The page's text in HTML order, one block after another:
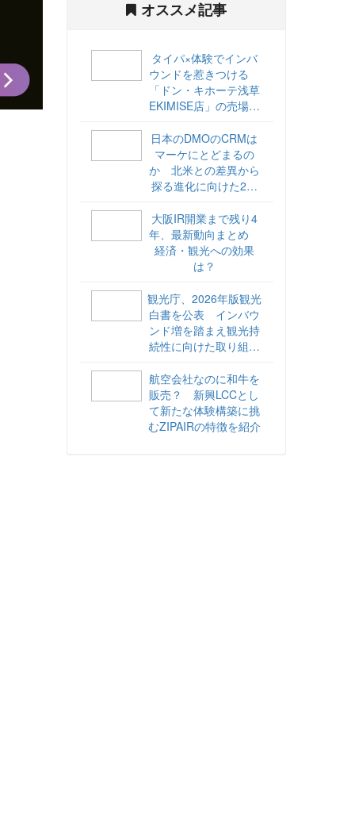
オススメ記事
タイパ×体験でインバ
ウンドを惹きつける
「ドン・キホーテ浅草
EKIMISE店」の売場づ
日本のDMOのCRMは
マーケにとどまるの
か 北米との差異から
探る進化に向けた2ス
海外DMOのリアル
vol.6】
大阪IR開業まで残り4
年、最新動向まとめ
経済・観光への効果
は？
観光庁、2026年版観光
白書を公表 インバウ
ンド増を踏まえ観光持
続性に向けた取り組み
航空会社なのに和牛を
販売？ 新興LCCとし
て新たな体験構築に挑
むZIPAIRの特徴を紹介